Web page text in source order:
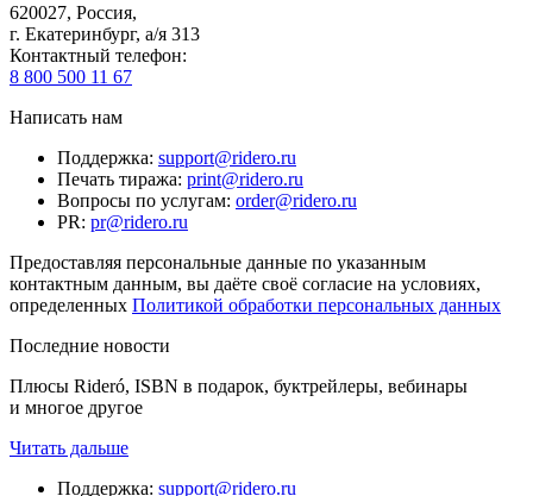
620027, Россия,
г. Екатеринбург, а/я 313
Контактный телефон:
8 800 500 11 67
Написать нам
Поддержка: support@ridero.ru
Печать тиража: print@ridero.ru
Вопросы по услугам: order@ridero.ru
PR: pr@ridero.ru
Предоставляя персональные данные по указанным
контактным данным, вы даёте своё согласие на условиях,
определенных Политикой обработки персональных данных
Последние новости
Плюсы Rideró, ISBN в подарок, буктрейлеры, вебинары
и многое другое
Читать дальше
Поддержка: support@ridero.ru